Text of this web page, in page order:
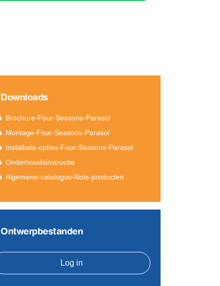
Downloads
Brochure-Four-Seasons-Parasol
Montage-Four-Seasons-Parasol
Installatie-opties-Four-Seasons-Parasol
Onderhoudsinstructie
Algemene-catalogus-Nola-producten
Ontwerpbestanden
Log in